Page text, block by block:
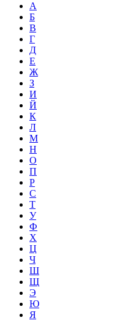
А
Б
В
Г
Д
Е
Ж
З
И
Й
К
Л
М
Н
О
П
Р
С
Т
У
Ф
Х
Ц
Ч
Ш
Щ
Э
Ю
Я